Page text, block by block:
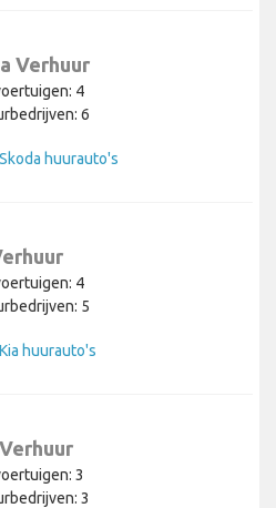
Verhuur
4
6
huurauto's
4
5
huurauto's
3
3